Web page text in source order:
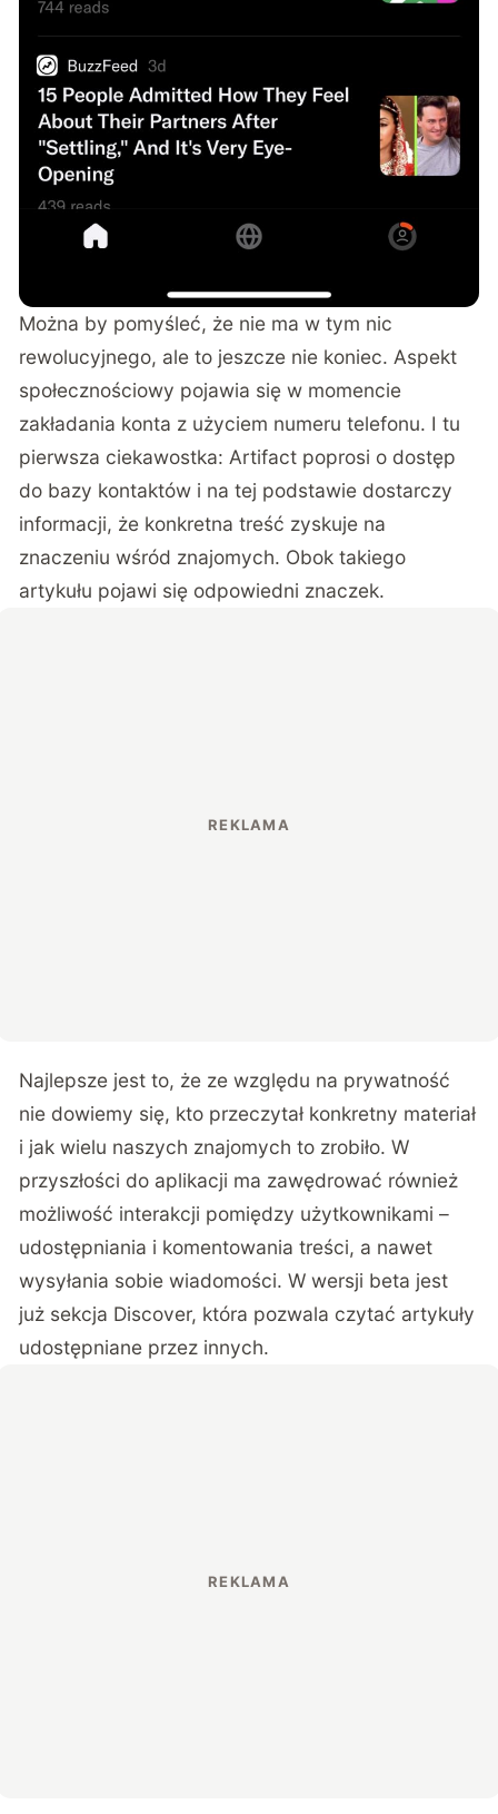
Można by pomyśleć, że nie ma w tym nic
rewolucyjnego, ale to jeszcze nie koniec. Aspekt
społecznościowy pojawia się w momencie
zakładania konta z użyciem numeru telefonu. I tu
pierwsza ciekawostka: Artifact poprosi o dostęp
do bazy kontaktów i na tej podstawie dostarczy
informacji, że konkretna treść zyskuje na
znaczeniu wśród znajomych. Obok takiego
artykułu pojawi się odpowiedni znaczek.
Najlepsze jest to, że ze względu na prywatność
nie dowiemy się, kto przeczytał konkretny materiał
i jak wielu naszych znajomych to zrobiło. W
przyszłości do aplikacji ma zawędrować również
możliwość interakcji pomiędzy użytkownikami –
udostępniania i komentowania treści, a nawet
wysyłania sobie wiadomości. W wersji beta jest
już sekcja Discover, która pozwala czytać artykuły
udostępniane przez innych.